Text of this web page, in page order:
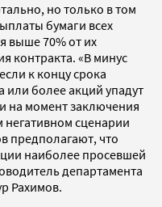
но только в том
бумаги всех
выше 70% от их
контракта. «В минус
к концу срока
или более акций упадут
на момент заключения
негативном сценарии
предполагают, что
наиболее просевшей
департамента
Рахимов.